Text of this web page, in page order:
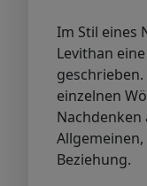
Im Stil eines
Levithan
einzelnen
Nachdenken
Beziehung.